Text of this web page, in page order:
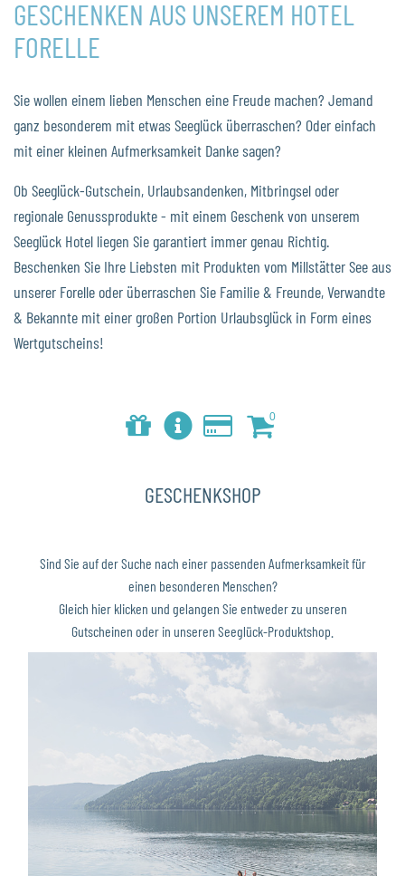
GESCHENKEN AUS UNSEREM HOTEL
FORELLE
Sie wollen einem lieben Menschen eine Freude machen? Jemand
ganz besonderem mit etwas Seeglück überraschen? Oder einfach
mit einer kleinen Aufmerksamkeit Danke sagen?
Ob Seeglück-Gutschein, Urlaubsandenken, Mitbringsel oder
regionale Genussprodukte - mit einem Geschenk von unserem
Seeglück Hotel liegen Sie garantiert immer genau Richtig.
Beschenken Sie Ihre Liebsten mit Produkten vom Millstätter See aus
unserer Forelle oder überraschen Sie Familie & Freunde, Verwandte
& Bekannte mit einer großen Portion Urlaubsglück in Form eines
Wertgutscheins!